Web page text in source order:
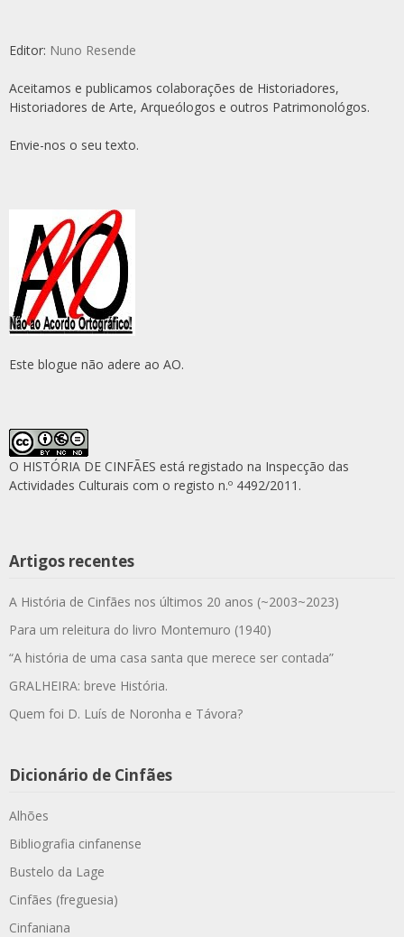
Editor: Nuno Resende
Aceitamos e publicamos colaborações de Historiadores,
Historiadores de Arte, Arqueólogos e outros Patrimonológos.
Envie-nos o seu texto.
Este blogue não adere ao AO.
O HISTÓRIA DE CINFÃES está registado na Inspecção das
Actividades Culturais com o registo n.º 4492/2011.
Artigos recentes
A História de Cinfães nos últimos 20 anos (~2003~2023)
Para um releitura do livro Montemuro (1940)
“A história de uma casa santa que merece ser contada”
GRALHEIRA: breve História.
Quem foi D. Luís de Noronha e Távora?
Dicionário de Cinfães
Alhões
Bibliografia cinfanense
Bustelo da Lage
Cinfães (freguesia)
Cinfaniana